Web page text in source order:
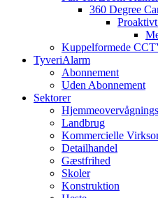
360 Degree
Kuppelformede
TyveriAlarm
Abonnement
Uden Abonnement
Sektorer
Landbrug
Kommercielle
Detailhandel
Gæstfrihed
Skoler
Konstruktion